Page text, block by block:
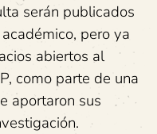
serán publicados
pero ya
abiertos al
como parte de una
aportaron sus